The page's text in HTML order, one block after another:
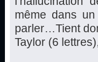
même dans
parler…Tient
Taylor (6